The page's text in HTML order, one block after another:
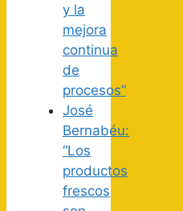
y la
mejora
continua
de
procesos”
José
Bernabéu:
“Los
productos
frescos